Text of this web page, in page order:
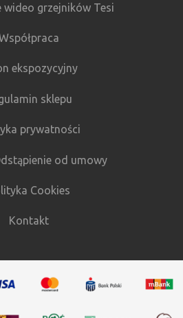
wideo grzejników Tesi
ekspozycyjny
sklepu
prywatności
od umowy
Cookies
Kontakt